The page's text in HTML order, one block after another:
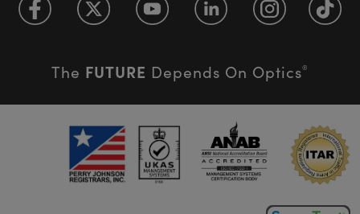
The FUTURE Depends On Optics®